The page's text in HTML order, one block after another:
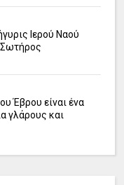
Ιερού Ναού
Έβρου είναι ένα
γλάρους και